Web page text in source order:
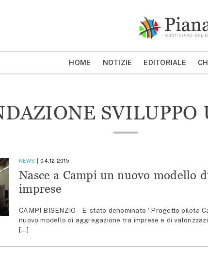
MOSTRA/
HOME NOTIZIE EDITORIALE
SVILUPPO
NEWS 04.12.2015
Nasce a Campi un nuovo modello
imprese
CAMPI BISENZIO – E’ stato denominato “Progetto pilota
nuovo modello di aggregazione tra imprese e di
[…]